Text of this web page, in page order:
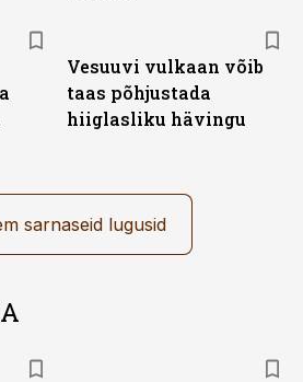
Vesuuvi vulkaan võib
taas põhjustada
hiiglasliku hävingu
sarnaseid lugusid